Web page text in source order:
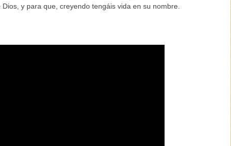
y para que, creyendo tengáis vida en su nombre.